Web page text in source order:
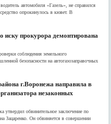
автомобиля «Газель», не справился
опрокинулось в кювет. В
иску прокурора демонтирована
соблюдения земельного
безопасности на автогазозаправочных
г.Воронежа направила в
незаконных
утвердил обвинительное заключение по
Зацаренко. Он обвиняется в совершении